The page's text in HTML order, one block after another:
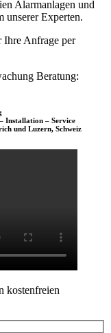
Alarmanlagen und
unserer Experten.
Ihre Anfrage per
Installation – Service
und Luzern, Schweiz
kostenfreien